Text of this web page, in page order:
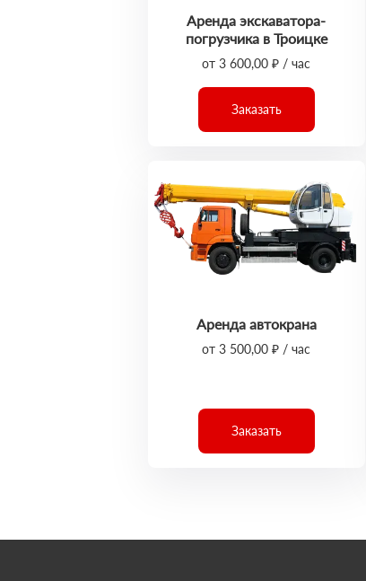
Аренда экскаватора-
погрузчика в Троицке
от 3 600,00 ₽ / час
Заказать
Аренда автокрана
от 3 500,00 ₽ / час
Заказать